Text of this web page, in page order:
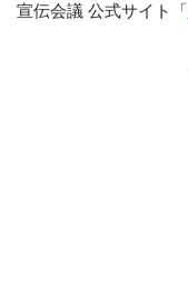
宣伝会議 公式サイト「